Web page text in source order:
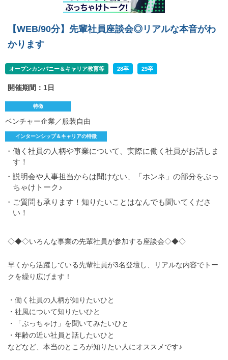
【WEB/90分】先輩社員座談会◎リアルな本音がわ
かります
オープンカンパニー＆キャリア教育等 28卒 29卒
開催期間：1日
特徴
ベンチャー企業／服装自由
インターンシップ＆キャリアの特徴
・働く社員の人柄や事業について、実際に働く社員がお話しま
す！
・説明会や人事担当からは聞けない、「ホンネ」の部分をぶっ
ちゃけトーク♪
・ご質問も承ります！知りたいことはなんでも聞いてくださ
い！
◇◆◇いろんな事業の先輩社員が参加する座談会◇◆◇
早くから活躍している先輩社員が3名登壇し、リアルな内容でトー
クを繰り広げます！
・働く社員の人柄が知りたいひと
・社風について知りたいひと
・「ぶっちゃけ」を聞いてみたいひと
・年齢の近い社員と話したいひと
などなど、本当のところが知りたい人にオススメです♪